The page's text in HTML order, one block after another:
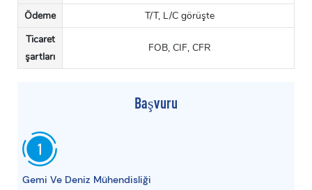
Ödeme
T/T, L/C görüşte
Ticaret
şartları
FOB, CIF, CFR
Başvuru
‌Gemi Ve Deniz Mühendisliği